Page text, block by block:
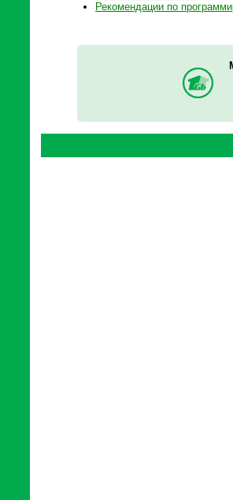
Рекомендации по